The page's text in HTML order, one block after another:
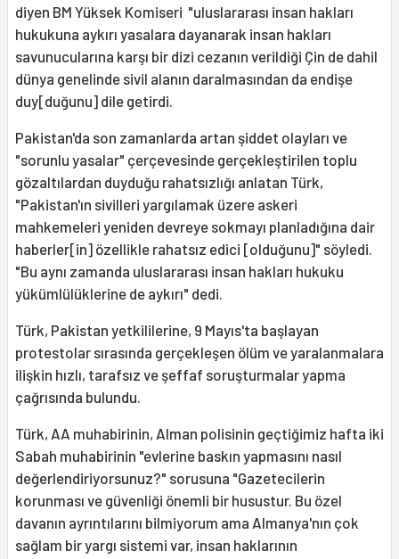
diyen BM Yüksek Komiseri "uluslararası insan hakları
hukukuna aykırı yasalara dayanarak insan hakları
savunucularına karşı bir dizi cezanın verildiği Çin de dahil
dünya genelinde sivil alanın daralmasından da endişe
duy[duğunu] dile getirdi.
Pakistan'da son zamanlarda artan şiddet olayları ve
"sorunlu yasalar" çerçevesinde gerçekleştirilen toplu
gözaltılardan duyduğu rahatsızlığı anlatan Türk,
"Pakistan'ın sivilleri yargılamak üzere askeri
mahkemeleri yeniden devreye sokmayı planladığına dair
haberler[in] özellikle rahatsız edici [olduğunu]" söyledi.
"Bu aynı zamanda uluslararası insan hakları hukuku
yükümlülüklerine de aykırı" dedi.
Türk, Pakistan yetkililerine, 9 Mayıs'ta başlayan
protestolar sırasında gerçekleşen ölüm ve yaralanmalara
ilişkin hızlı, tarafsız ve şeffaf soruşturmalar yapma
çağrısında bulundu.
Türk, AA muhabirinin, Alman polisinin geçtiğimiz hafta iki
Sabah muhabirinin "evlerine baskın yapmasını nasıl
değerlendiriyorsunuz?" sorusuna "Gazetecilerin
korunması ve güvenliği önemli bir husustur. Bu özel
davanın ayrıntılarını bilmiyorum ama Almanya'nın çok
sağlam bir yargı sistemi var, insan haklarının